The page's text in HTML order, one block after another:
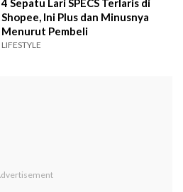
4 Sepatu Lari SPECS Terlaris di
Shopee, Ini Plus dan Minusnya
Menurut Pembeli
LIFESTYLE